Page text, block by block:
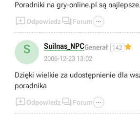
Poradniki na gry-online.pl są
Odpowiedz  Forum 
S Suilnas_NPCGenerał 142
2006-12-23 13:02
Dzięki wielkie za udostępnienie dla
poradnika
Odpowiedz  Forum 